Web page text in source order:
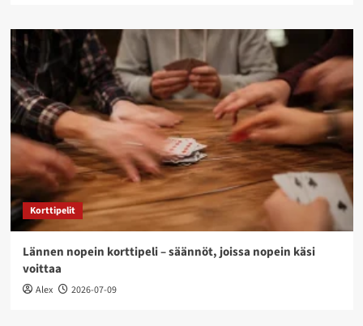
Korttipelit
Lännen nopein korttipeli – säännöt, joissa nopein käsi
voittaa
Alex 2026-07-09